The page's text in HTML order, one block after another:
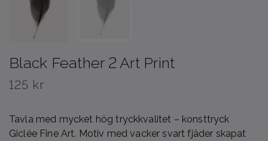
Black Feather 2 Art Print
125 kr
Tavla med mycket hög tryckkvalitet – konsttryck
Giclée Fine Art. Motiv med vacker svart fjäder skapat